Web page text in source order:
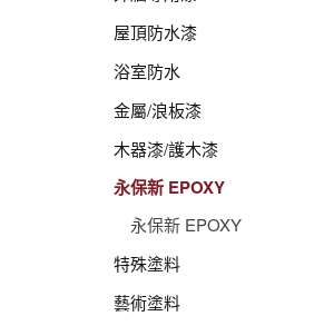
屋頂防水漆
浴室防水
金屬/浪板漆
木器漆/護木漆
永保新 EPOXY
永保新 EPOXY
特殊塗料
藝術塗料